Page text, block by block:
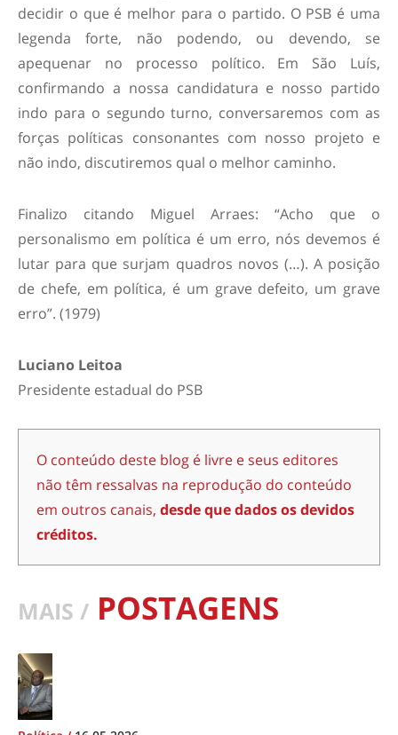
decidir o que é melhor para o partido. O PSB é uma
legenda forte, não podendo, ou devendo, se
apequenar no processo político. Em São Luís,
confirmando a nossa candidatura e nosso partido
indo para o segundo turno, conversaremos com as
forças políticas consonantes com nosso projeto e
não indo, discutiremos qual o melhor caminho.
Finalizo citando Miguel Arraes: “Acho que o
personalismo em política é um erro, nós devemos é
lutar para que surjam quadros novos (…). A posição
de chefe, em política, é um grave defeito, um grave
erro”. (1979)
Luciano Leitoa
Presidente estadual do PSB
O conteúdo deste blog é livre e seus editores
não têm ressalvas na reprodução do conteúdo
em outros canais, desde que dados os devidos
créditos.
MAIS / POSTAGENS